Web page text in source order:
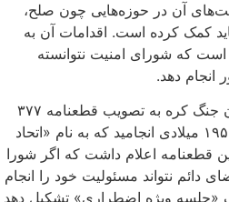
آن در حوزه‌هایی چون صلح،
کمک کرده است. اقدامات آن به
که شورای امنیت نتوانسته
انجام دهد.
ناتوانی شورای امنیت در جریان جنگ کره به تصویب قطعنامه ۳۷۷
(V) مجمع عمومی در نوامبر ۱۹۵۰ میلادی انجامید که به نام «اتحاد
قطعنامه اعلام داشت که اگر شورا
دائم نتواند مسئولیت خود را انجام
«جلسه‌ ویژه اضطراری» تشکیل دهد